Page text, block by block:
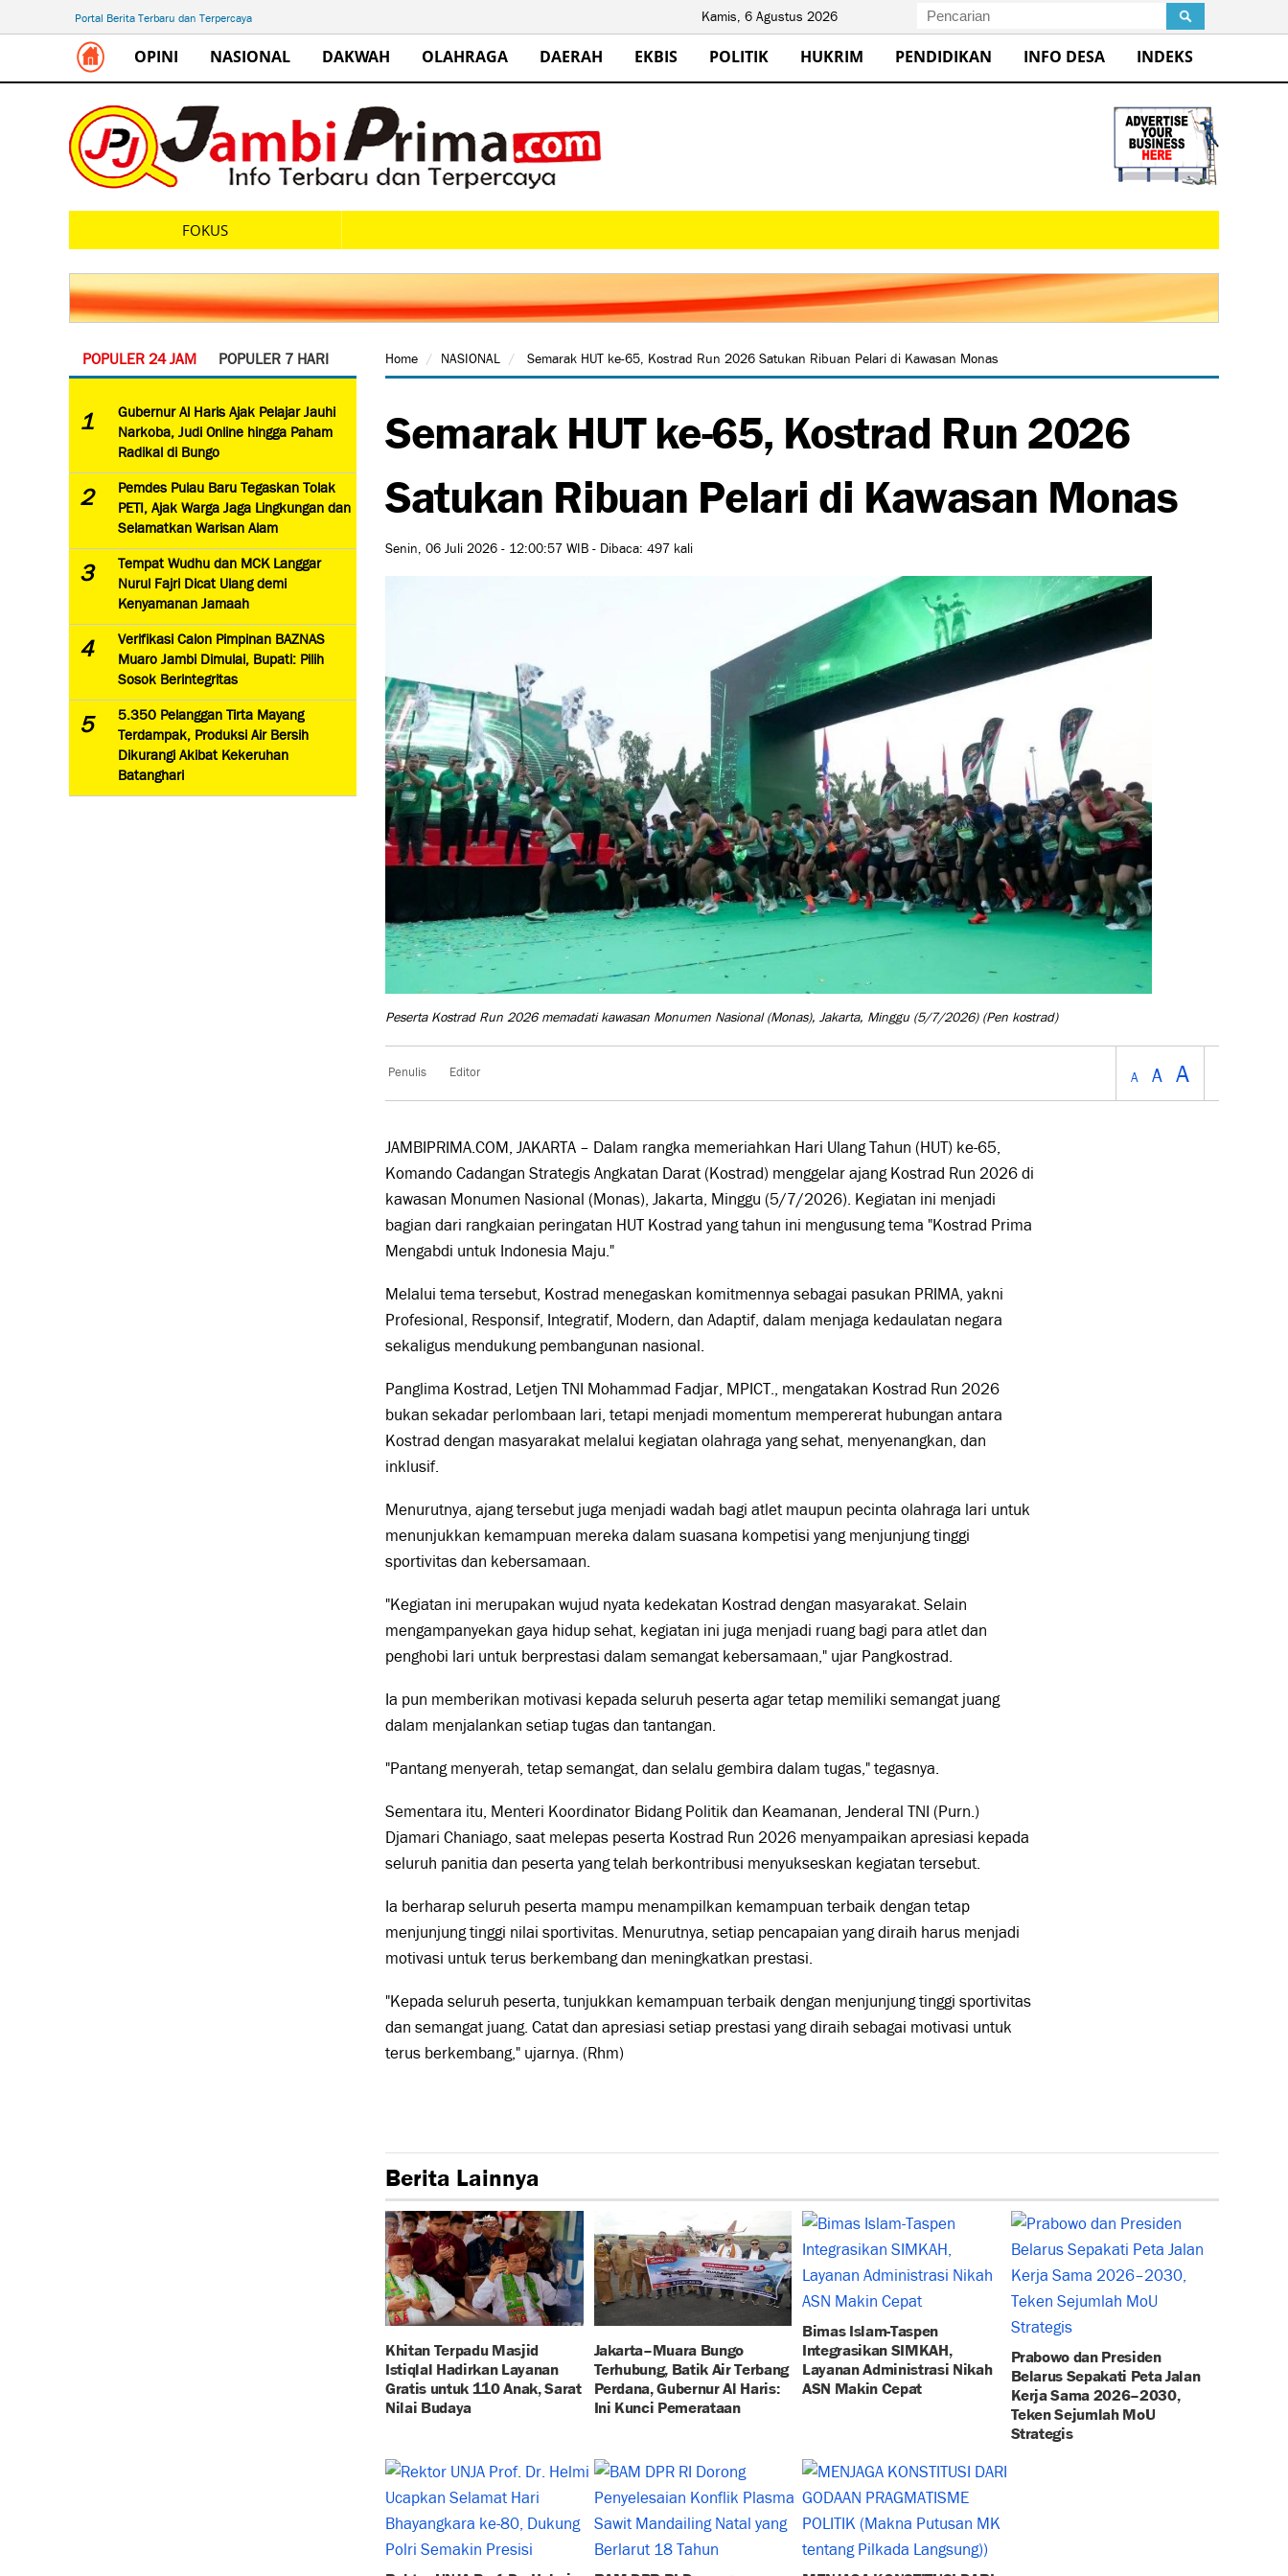
Portal Berita Terbaru dan Terpercaya Kamis, 6 Agustus 2026
OPINI NASIONAL DAKWAH OLAHRAGA DAERAH EKBIS POLITIK HUKRIM PENDIDIKAN INFO DESA INDEKS
FOKUS
POPULER 24 JAM POPULER 7 HARI
1
Gubernur Al Haris Ajak Pelajar Jauhi
Narkoba, Judi Online hingga Paham
Radikal di Bungo
2
Pemdes Pulau Baru Tegaskan Tolak
PETI, Ajak Warga Jaga Lingkungan dan
Selamatkan Warisan Alam
3
Tempat Wudhu dan MCK Langgar
Nurul Fajri Dicat Ulang demi
Kenyamanan Jamaah
4
Verifikasi Calon Pimpinan BAZNAS
Muaro Jambi Dimulai, Bupati: Pilih
Sosok Berintegritas
5
5.350 Pelanggan Tirta Mayang
Terdampak, Produksi Air Bersih
Dikurangi Akibat Kekeruhan
Batanghari
Home NASIONAL Semarak HUT ke-65, Kostrad Run 2026 Satukan Ribuan Pelari di Kawasan Monas
Semarak HUT ke-65, Kostrad Run 2026
Satukan Ribuan Pelari di Kawasan Monas
Senin, 06 Juli 2026 - 12:00:57 WIB - Dibaca: 497 kali
Peserta Kostrad Run 2026 memadati kawasan Monumen Nasional (Monas), Jakarta, Minggu (5/7/2026) (Pen kostrad)
Penulis Editor A A A
JAMBIPRIMA.COM, JAKARTA – Dalam rangka memeriahkan Hari Ulang Tahun (HUT) ke-65,
Komando Cadangan Strategis Angkatan Darat (Kostrad) menggelar ajang Kostrad Run 2026 di
kawasan Monumen Nasional (Monas), Jakarta, Minggu (5/7/2026). Kegiatan ini menjadi
bagian dari rangkaian peringatan HUT Kostrad yang tahun ini mengusung tema "Kostrad Prima
Mengabdi untuk Indonesia Maju."
Melalui tema tersebut, Kostrad menegaskan komitmennya sebagai pasukan PRIMA, yakni
Profesional, Responsif, Integratif, Modern, dan Adaptif, dalam menjaga kedaulatan negara
sekaligus mendukung pembangunan nasional.
Panglima Kostrad, Letjen TNI Mohammad Fadjar, MPICT., mengatakan Kostrad Run 2026
bukan sekadar perlombaan lari, tetapi menjadi momentum mempererat hubungan antara
Kostrad dengan masyarakat melalui kegiatan olahraga yang sehat, menyenangkan, dan
inklusif.
Menurutnya, ajang tersebut juga menjadi wadah bagi atlet maupun pecinta olahraga lari untuk
menunjukkan kemampuan mereka dalam suasana kompetisi yang menjunjung tinggi
sportivitas dan kebersamaan.
"Kegiatan ini merupakan wujud nyata kedekatan Kostrad dengan masyarakat. Selain
mengampanyekan gaya hidup sehat, kegiatan ini juga menjadi ruang bagi para atlet dan
penghobi lari untuk berprestasi dalam semangat kebersamaan," ujar Pangkostrad.
Ia pun memberikan motivasi kepada seluruh peserta agar tetap memiliki semangat juang
dalam menjalankan setiap tugas dan tantangan.
"Pantang menyerah, tetap semangat, dan selalu gembira dalam tugas," tegasnya.
Sementara itu, Menteri Koordinator Bidang Politik dan Keamanan, Jenderal TNI (Purn.)
Djamari Chaniago, saat melepas peserta Kostrad Run 2026 menyampaikan apresiasi kepada
seluruh panitia dan peserta yang telah berkontribusi menyukseskan kegiatan tersebut.
Ia berharap seluruh peserta mampu menampilkan kemampuan terbaik dengan tetap
menjunjung tinggi nilai sportivitas. Menurutnya, setiap pencapaian yang diraih harus menjadi
motivasi untuk terus berkembang dan meningkatkan prestasi.
"Kepada seluruh peserta, tunjukkan kemampuan terbaik dengan menjunjung tinggi sportivitas
dan semangat juang. Catat dan apresiasi setiap prestasi yang diraih sebagai motivasi untuk
terus berkembang," ujarnya. (Rhm)
Berita Lainnya
Khitan Terpadu Masjid
Istiqlal Hadirkan Layanan
Gratis untuk 110 Anak, Sarat
Nilai Budaya
Jakarta–Muara Bungo
Terhubung, Batik Air Terbang
Perdana, Gubernur Al Haris:
Ini Kunci Pemerataan
Bimas Islam-Taspen
Integrasikan SIMKAH,
Layanan Administrasi Nikah
ASN Makin Cepat
Prabowo dan Presiden
Belarus Sepakati Peta Jalan
Kerja Sama 2026–2030,
Teken Sejumlah MoU
Strategis